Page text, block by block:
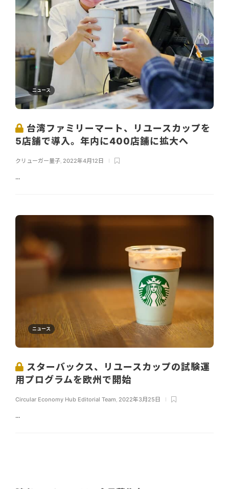
ニュース
台湾ファミリーマート、リユースカップを
5店舗で導入。年内に400店舗に拡大へ
クリューガー量子 2022年4月12日
...
ニュース
スターバックス、リユースカップの試験運
用プログラムを欧州で開始
Circular Economy Hub Editorial Team 2022年3月25日
...